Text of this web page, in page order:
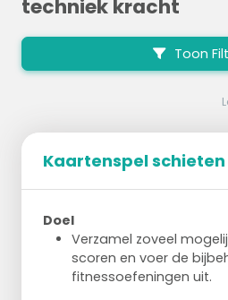
techniek kracht
Toon
Kaartenspel
Doel
Verzamel zoveel
scoren en voer de
fitnessoefeningen uit.